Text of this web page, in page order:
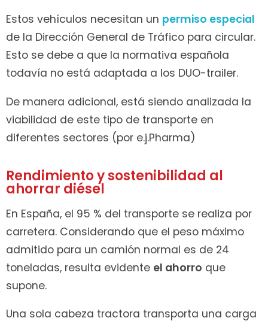
Estos vehículos necesitan un permiso especial
de la Dirección General de Tráfico para circular.
Esto se debe a que la normativa española
todavía no está adaptada a los DUO-trailer.
De manera adicional, está siendo analizada la
viabilidad de este tipo de transporte en
diferentes sectores (por e.j.Pharma)
Rendimiento y sostenibilidad al
ahorrar diésel
En España, el 95 % del transporte se realiza por
carretera. Considerando que el peso máximo
admitido para un camión normal es de 24
toneladas, resulta evidente el ahorro que
supone.
Una sola cabeza tractora transporta una carga